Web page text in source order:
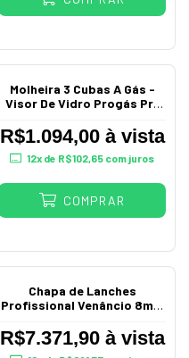
Molheira 3 Cubas A Gás -
Visor De Vidro Progás Pr-
R$1.094,00 à vista
12x de R$102,65 com juros
COMPRAR
Chapa de Lanches
Profissional Venâncio 8mm
R$7.371,90 à vista